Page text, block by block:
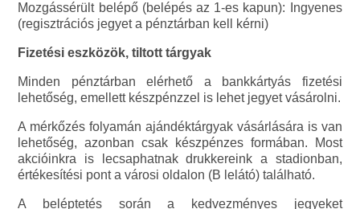
Mozgássérült belépő (belépés az 1-es kapun): Ingyenes
(regisztrációs jegyet a pénztárban kell kérni)
Fizetési eszközök, tiltott tárgyak
Minden pénztárban elérhető a bankkártyás fizetési
lehetőség, emellett készpénzzel is lehet jegyet vásárolni.
A mérkőzés folyamán ajándéktárgyak vásárlására is van
lehetőség, azonban csak készpénzes formában. Most
akcióinkra is lecsaphatnak drukkereink a stadionban,
értékesítési pont a városi oldalon (B lelátó) található.
A beléptetés során a kedvezményes jegyeket